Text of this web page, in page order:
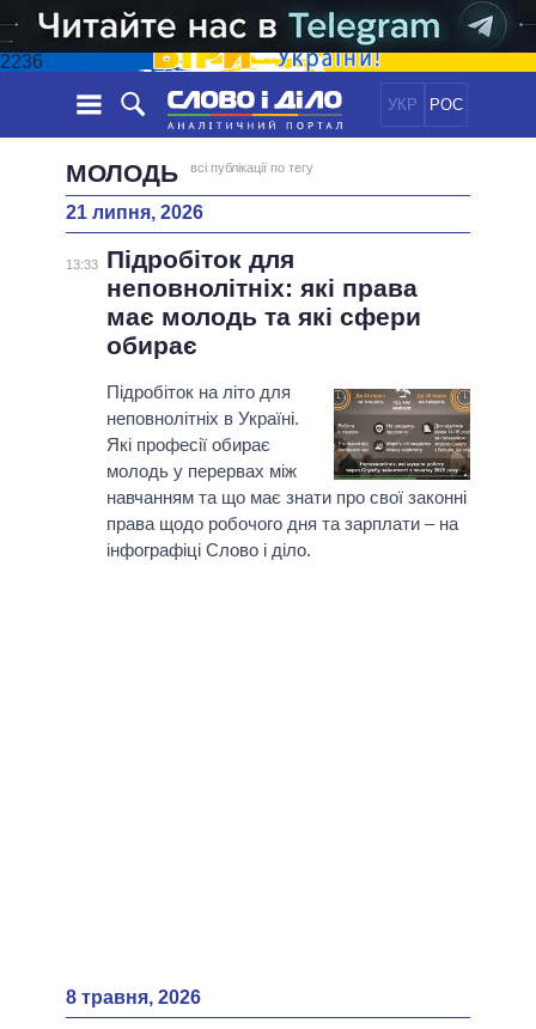
2236
УКР РОС
НОВИНИ
СТРІЧКА
ПОДІЇ
СТАТТІ
ДУМКИ
ОГЛЯДИ
ДАЙДЖЕСТИ
ЕКОНОМІКА
СУСПІЛЬСТВО
СВІТ
ПОЛIТИКИ
УСІ ПОЛІТИКИ
ПРЕЗИДЕНТ І ОФІС
ВЕРХОВНА РАДА
КАБІНЕТ МІНІСТРІВ
ГОЛОВИ ОБЛАДМІНІСТРАЦІЙ
МЕРИ МІСТ
ВСІ ПЕРСОНИ
ІНФОГРАФІКА
ПІДТРИМАТИ
ПОРІВНЯННЯ ПОЛІТИКІВ
МОЛОДЬ всі публікації по тегу
21 липня, 2026
13:33
Підробіток для
неповнолітніх: які права
має молодь та які сфери
обирає
Підробіток на літо для
неповнолітніх в Україні.
Які професії обирає
молодь у перервах між
навчанням та що має знати про свої законні
права щодо робочого дня та зарплати – на
інфографіці Слово і діло.
8 травня, 2026